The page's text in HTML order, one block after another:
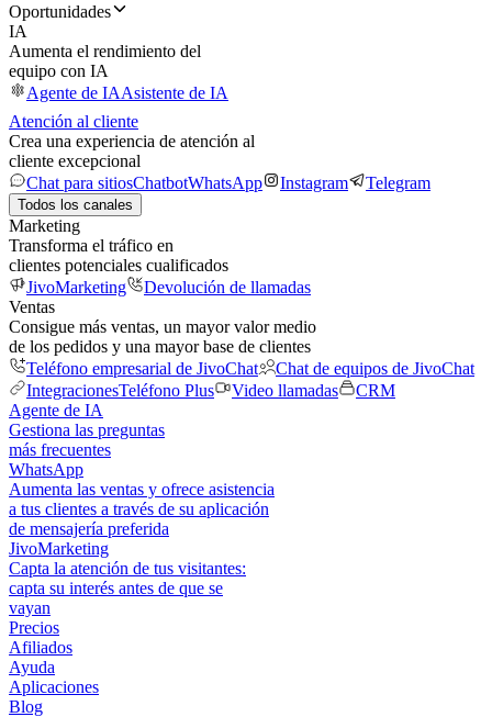
Oportunidades
IA
Aumenta el rendimiento del
equipo con IA
Agente de IAAsistente de IA
Atención al cliente
Crea una experiencia de atención al
cliente excepcional
Chat para sitiosChatbotWhatsApp Instagram Telegram
Todos los canales
Marketing
Transforma el tráfico en
clientes potenciales cualificados
JivoMarketing
Devolución de llamadas
Ventas
Consigue más ventas, un mayor valor medio
de los pedidos y una mayor base de clientes
Teléfono empresarial de JivoChat
Chat de equipos de JivoChat
IntegracionesTeléfono Plus Video llamadas
CRM
Agente de IA
Gestiona las preguntas
más frecuentes
WhatsApp
Aumenta las ventas y ofrece asistencia
a tus clientes a través de su aplicación
de mensajería preferida
JivoMarketing
Capta la atención de tus visitantes:
capta su interés antes de que se
vayan
Precios
Afiliados
Ayuda
Aplicaciones
Blog